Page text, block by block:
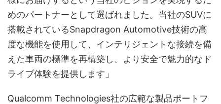
めのパートナーとして選ばれました。当社のSUVに
搭載されているSnapdragon Automotive技術の高
度な機能を使用して、インテリジェントな接続を備
えた車両の標準を再構築し、より安全で魅力的なド
ライブ体験を提供します」
Qualcomm Technologies社の広範な製品ポートフ